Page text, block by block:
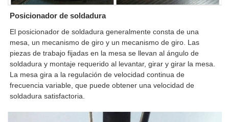
Posicionador de soldadura
El posicionador de soldadura generalmente consta de una
mesa, un mecanismo de giro y un mecanismo de giro. Las
piezas de trabajo fijadas en la mesa se llevan al ángulo de
soldadura y montaje requerido al levantar, girar y girar la mesa.
La mesa gira a la regulación de velocidad continua de
frecuencia variable, que puede obtener una velocidad de
soldadura satisfactoria.